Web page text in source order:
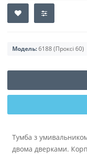
Модель:6188 (Проксі 60)
Тумба з
двома дверками.